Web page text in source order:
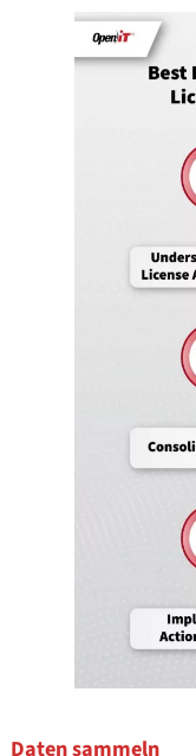
Daten sammeln